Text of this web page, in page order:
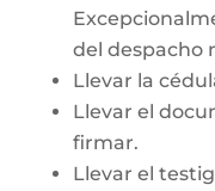
del despacho
Llevar la
Llevar el
firmar.
Llevar el